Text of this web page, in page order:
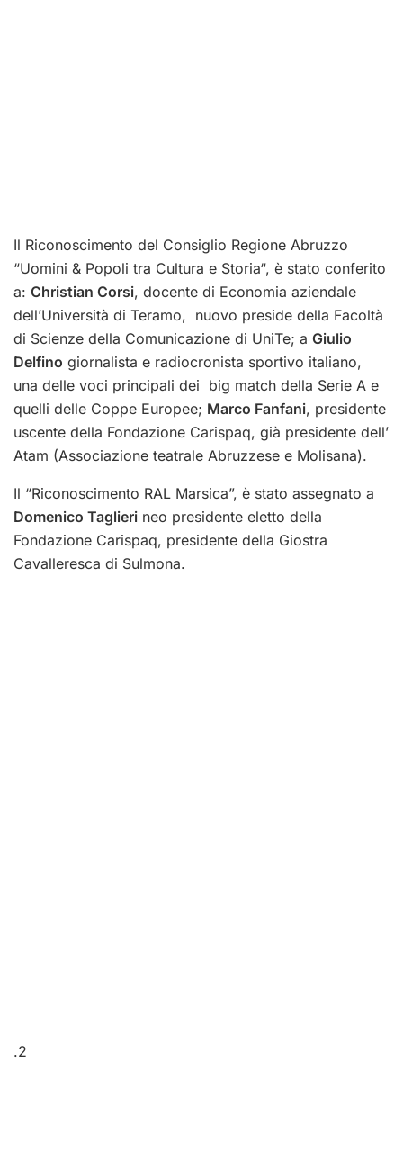
Il Riconoscimento del Consiglio Regione Abruzzo
“Uomini & Popoli tra Cultura e Storia“, è stato conferito
a: Christian Corsi, docente di Economia aziendale
dell’Università di Teramo, nuovo preside della Facoltà
di Scienze della Comunicazione di UniTe; a Giulio
Delfino giornalista e radiocronista sportivo italiano,
una delle voci principali dei big match della Serie A e
quelli delle Coppe Europee; Marco Fanfani, presidente
uscente della Fondazione Carispaq, già presidente dell’
Atam (Associazione teatrale Abruzzese e Molisana).
Il “Riconoscimento RAL Marsica”, è stato assegnato a
Domenico Taglieri neo presidente eletto della
Fondazione Carispaq, presidente della Giostra
Cavalleresca di Sulmona.
.2